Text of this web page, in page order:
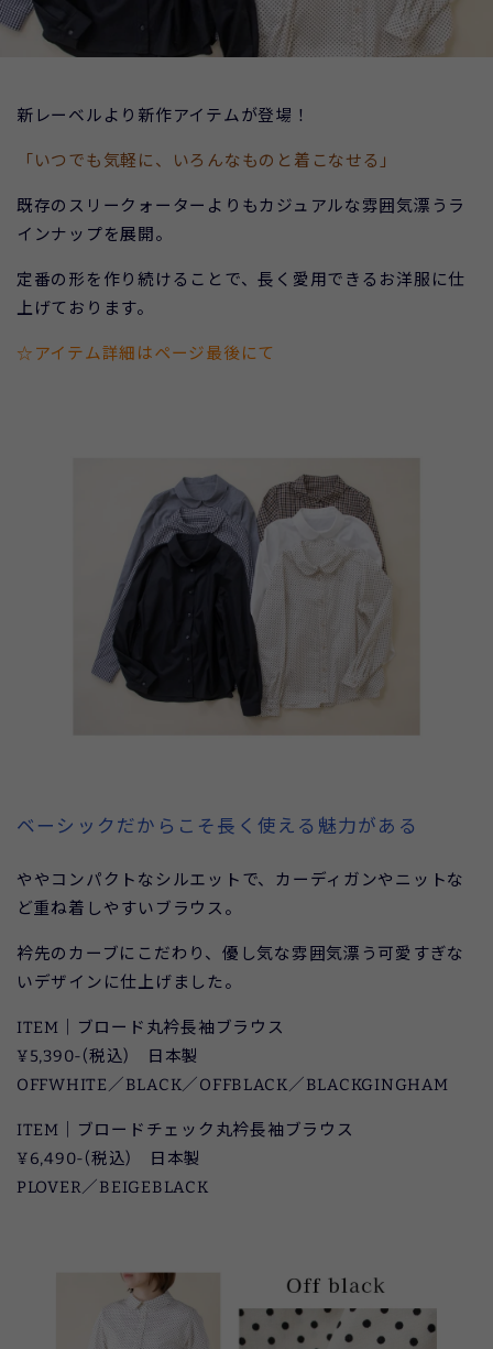
新レーベルより新作アイテムが登場！
「いつでも気軽に、いろんなものと着こなせる」
既存のスリークォーターよりもカジュアルな雰囲気漂うラ
インナップを展開。
定番の形を作り続けることで、長く愛用できるお洋服に仕
上げております。
☆アイテム詳細はページ最後にて
ベーシックだからこそ長く使える魅力がある
ややコンパクトなシルエットで、カーディガンやニットな
ど重ね着しやすいブラウス。
衿先のカーブにこだわり、優し気な雰囲気漂う可愛すぎな
いデザインに仕上げました。
ITEM｜ブロード丸衿長袖ブラウス
¥5,390-(税込) 日本製
OFFWHITE／BLACK／OFFBLACK／BLACKGINGHAM
ITEM｜ブロードチェック丸衿長袖ブラウス
¥6,490-(税込) 日本製
PLOVER／BEIGEBLACK